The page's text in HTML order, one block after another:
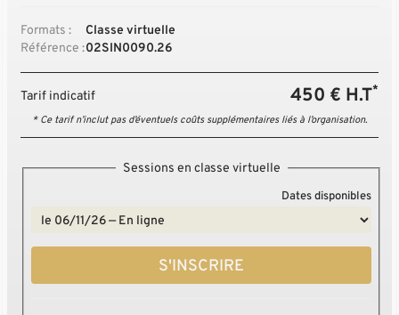
Formats :
Classe virtuelle
Référence :02SIN0090.26
Tarif indicatif 450 € H.T*
* Ce tarif n’inclut pas d’éventuels coûts supplémentaires liés à l’organisation.
Sessions en classe virtuelle
Dates disponibles
S'INSCRIRE